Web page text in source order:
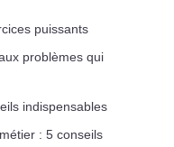
puissants
problèmes qui
indispensables
: 5 conseils